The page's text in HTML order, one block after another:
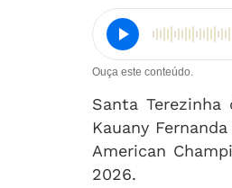
Ouça este conteúdo.
Santa
Kauany
American
2026.